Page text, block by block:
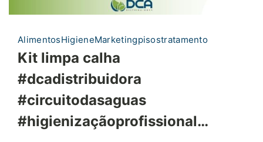
AlimentosHigieneMarketingpisostratamento
Kit limpa calha
#dcadistribuidora
#circuitodasaguas
#higienizaçãoprofissional…